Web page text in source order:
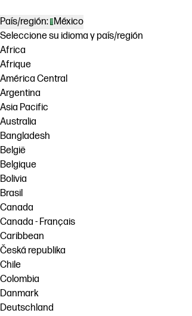
País/región: México
Seleccione su idioma y país/región
Africa
Afrique
América Central
Argentina
Asia Pacific
Australia
Bangladesh
België
Belgique
Bolivia
Brasil
Canada
Canada - Français
Caribbean
Česká republika
Chile
Colombia
Danmark
Deutschland